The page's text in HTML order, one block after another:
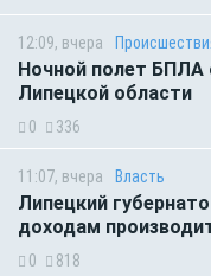
12:09, вчера
Ночной полет БПЛА
Липецкой области
0 336
11:07, вчера Власть
Липецкий
доходам
0 818